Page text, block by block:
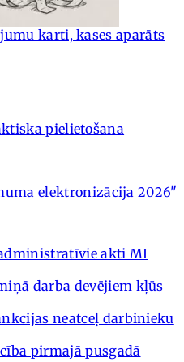
karti, kases aparāts
pielietošana
elektronizācija 2026"
akti MI
darba devējiem kļūs
neatceļ darbinieku
pirmajā pusgadā